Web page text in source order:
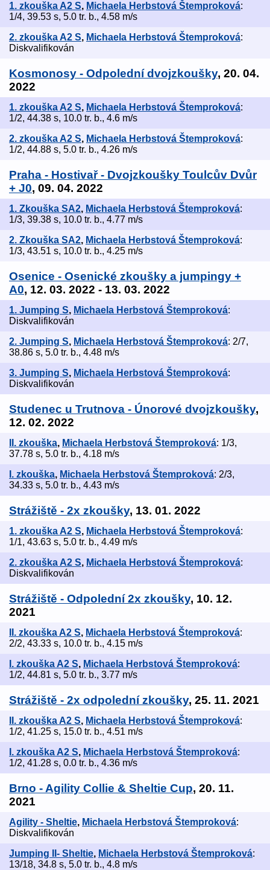
1. zkouška A2 S, Michaela Herbstová Štemproková:
1/4, 39.53 s, 5.0 tr. b., 4.58 m/s
2. zkouška A2 S, Michaela Herbstová Štemproková:
Diskvalifikován
Kosmonosy - Odpolední dvojzkoušky, 20. 04.
2022
1. zkouška A2 S, Michaela Herbstová Štemproková:
1/2, 44.38 s, 10.0 tr. b., 4.6 m/s
2. zkouška A2 S, Michaela Herbstová Štemproková:
1/2, 44.88 s, 5.0 tr. b., 4.26 m/s
Praha - Hostivař - Dvojzkoušky Toulcův Dvůr
+ J0, 09. 04. 2022
1. Zkouška SA2, Michaela Herbstová Štemproková:
1/3, 39.38 s, 10.0 tr. b., 4.77 m/s
2. Zkouška SA2, Michaela Herbstová Štemproková:
1/3, 43.51 s, 10.0 tr. b., 4.25 m/s
Osenice - Osenické zkoušky a jumpingy +
A0, 12. 03. 2022 - 13. 03. 2022
1. Jumping S, Michaela Herbstová Štemproková:
Diskvalifikován
2. Jumping S, Michaela Herbstová Štemproková: 2/7,
38.86 s, 5.0 tr. b., 4.48 m/s
3. Jumping S, Michaela Herbstová Štemproková:
Diskvalifikován
Studenec u Trutnova - Únorové dvojzkoušky,
12. 02. 2022
II. zkouška, Michaela Herbstová Štemproková: 1/3,
37.78 s, 5.0 tr. b., 4.18 m/s
I. zkouška, Michaela Herbstová Štemproková: 2/3,
34.33 s, 5.0 tr. b., 4.43 m/s
Strážiště - 2x zkoušky, 13. 01. 2022
1. zkouška A2 S, Michaela Herbstová Štemproková:
1/1, 43.63 s, 5.0 tr. b., 4.49 m/s
2. zkouška A2 S, Michaela Herbstová Štemproková:
Diskvalifikován
Strážiště - Odpolední 2x zkoušky, 10. 12.
2021
II. zkouška A2 S, Michaela Herbstová Štemproková:
2/2, 43.33 s, 10.0 tr. b., 4.15 m/s
I. zkouška A2 S, Michaela Herbstová Štemproková:
1/2, 44.81 s, 5.0 tr. b., 3.77 m/s
Strážiště - 2x odpolední zkoušky, 25. 11. 2021
II. zkouška A2 S, Michaela Herbstová Štemproková:
1/2, 41.25 s, 15.0 tr. b., 4.51 m/s
I. zkouška A2 S, Michaela Herbstová Štemproková:
1/2, 41.28 s, 0.0 tr. b., 4.36 m/s
Brno - Agility Collie & Sheltie Cup, 20. 11.
2021
Agility - Sheltie, Michaela Herbstová Štemproková:
Diskvalifikován
Jumping II- Sheltie, Michaela Herbstová Štemproková:
13/18, 34.8 s, 5.0 tr. b., 4.8 m/s